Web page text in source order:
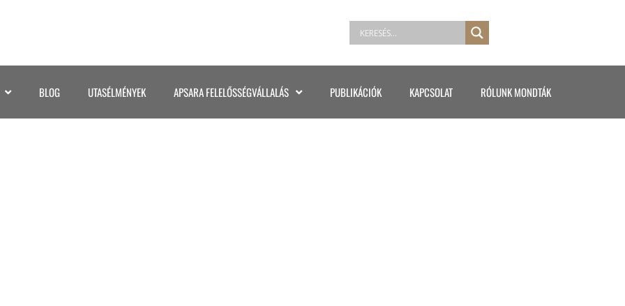
BLOG UTASÉLMÉNYEK APSARA FELELŐSSÉGVÁLLALÁS PUBLIKÁCIÓK KAPCSOLAT RÓLUNK MONDTÁK